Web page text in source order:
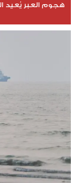
هجوم العبر يُعيد